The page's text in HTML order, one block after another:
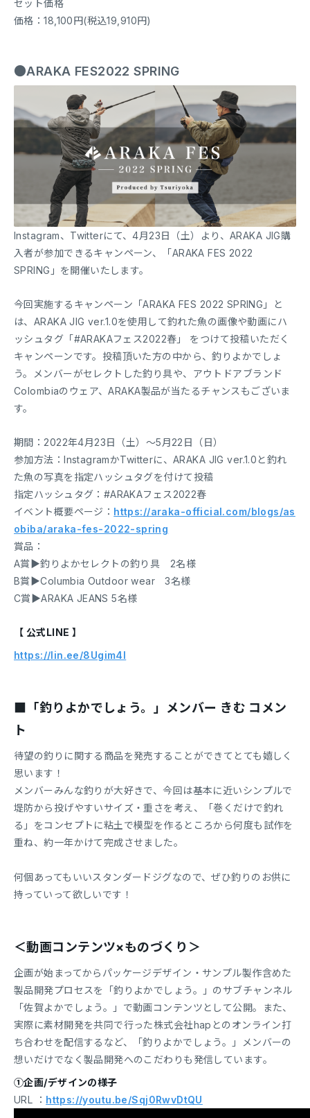
セット価格
価格：18,100円(税込19,910円)
●ARAKA FES2022 SPRING
Instagram、Twitterにて、4月23日（土）より、ARAKA JIG購
入者が参加できるキャンペーン、「ARAKA FES 2022
SPRING」を開催いたします。
今回実施するキャンペーン「ARAKA FES 2022 SPRING」と
は、ARAKA JIG ver.1.0を使用して釣れた魚の画像や動画にハ
ッシュタグ「#ARAKAフェス2022春」 をつけて投稿いただく
キャンペーンです。投稿頂いた方の中から、釣りよかでしょ
う。メンバーがセレクトした釣り具や、アウトドアブランド
Colombiaのウェア、ARAKA製品が当たるチャンスもございま
す。
期間：2022年4月23日（土）～5月22日（日）
参加方法：InstagramかTwitterに、ARAKA JIG ver.1.0と釣れ
た魚の写真を指定ハッシュタグを付けて投稿
指定ハッシュタグ：#ARAKAフェス2022春
イベント概要ページ： https://araka-official.com/blogs/as
obiba/araka-fes-2022-spring
賞品：
A賞▶︎釣りよかセレクトの釣り具 2名様
B賞▶︎Columbia Outdoor wear 3名様
C賞▶︎ARAKA JEANS 5名様
【 公式LINE 】
https://lin.ee/8Ugim4l
■「釣りよかでしょう。」メンバー きむ コメン
ト
待望の釣りに関する商品を発売することができてとても嬉しく
思います！
メンバーみんな釣りが大好きで、今回は基本に近いシンプルで
堤防から投げやすいサイズ・重さを考え、「巻くだけで釣れ
る」をコンセプトに粘土で模型を作るところから何度も試作を
重ね、約一年かけて完成させました。
何個あってもいいスタンダードジグなので、ぜひ釣りのお供に
持っていって欲しいです！
＜動画コンテンツ×ものづくり＞
企画が始まってからパッケージデザイン・サンプル製作含めた
製品開発プロセスを「釣りよかでしょう。」のサブチャンネル
「佐賀よかでしょう。」で動画コンテンツとして公開。また、
実際に素材開発を共同で行った株式会社hapとのオンライン打
ち合わせを配信するなど、「釣りよかでしょう。」メンバーの
想いだけでなく製品開発へのこだわりも発信しています。
①企画/デザインの様子
URL ： https://youtu.be/Sqj0RwvDtQU